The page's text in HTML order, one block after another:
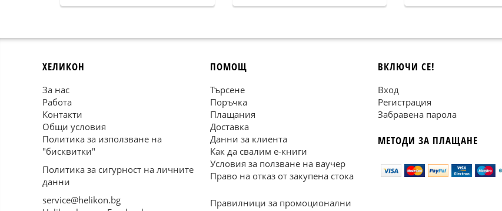
ХЕЛИКОН
За нас
Работа
Контакти
Общи условия
Политика за използване на
"бисквитки"
Политика за сигурност на личните
данни
service@helikon.bg
ПОМОЩ
Търсене
Поръчка
Плащания
Доставка
Данни за клиента
Как да свалим е-книги
Условия за ползване на ваучер
Право на отказ от закупена стока
Правилници за промоционални
ВКЛЮЧИ СЕ!
Вход
Регистрация
Забравена парола
МЕТОДИ ЗА ПЛАЩАНЕ